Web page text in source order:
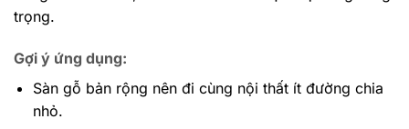
trọng.
Gợi ý ứng dụng:
Sàn gỗ bản rộng nên đi cùng nội thất ít đường chia
nhỏ.